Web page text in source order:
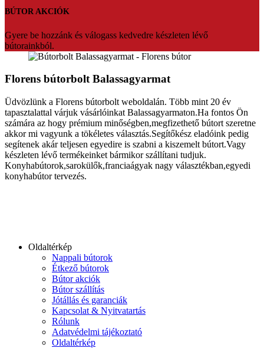
BÚTOR AKCIÓK
Gyere be hozzánk és válogass kedvedre készleten lévő
bútorainkból.
Florens bútorbolt Balassagyarmat
Üdvözlünk a Florens bútorbolt weboldalán. Több mint 20 év
tapasztalattal várjuk vásárlóinkat Balassagyarmaton.Ha fontos Ön
számára az hogy prémium minőségben,megfizethető bútort szeretne
akkor mi vagyunk a tökéletes választás.Segítőkész eladóink pedig
segítenek akár teljesen egyedire is szabni a kiszemelt bútort.Vagy
készleten lévő termékeinket bármikor szállítani tudjuk.
Konyhabútorok,sarokülők,franciaágyak nagy választékban,egyedi
konyhabútor tervezés.
Oldaltérkép
Nappali bútorok
Étkező bútorok
Bútor akciók
Bútor szállítás
Jótállás és garanciák
Kapcsolat & Nyitvatartás
Rólunk
Adatvédelmi tájékoztató
Oldaltérkép